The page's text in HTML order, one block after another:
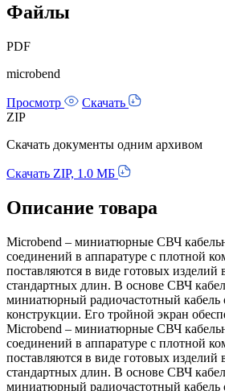
Файлы
PDF
microbend
Просмотр
Скачать
ZIP
Скачать документы одним архивом
Скачать ZIP, 1.0 МБ
Описание товара
Miсrobend – миниатюрные СВЧ
соединений в аппаратуре с плотной
поставляются в виде готовых изделий
стандартных длин. В основе СВЧ
миниатюрный радиочастотный кабель
конструкции. Его тройной экран
Miсrobend – миниатюрные СВЧ
соединений в аппаратуре с плотной
поставляются в виде готовых изделий
стандартных длин. В основе СВЧ
миниатюрный радиочастотный кабель